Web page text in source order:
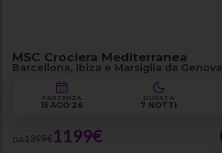
MSC Crociera Mediterranea
Barcellona, Ibiza e Marsiglia da Genova
PARTENZA
15 AGO 26
DURATA
7 NOTTI
DA1399€1199€